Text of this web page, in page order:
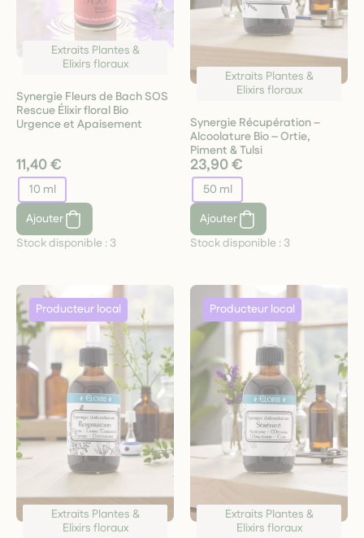
Extraits Plantes &
Elixirs floraux
Synergie Fleurs de Bach SOS
Rescue Élixir floral Bio
Urgence et Apaisement
11,40 €
10 ml
Ajouter
Stock disponible : 3
Extraits Plantes &
Elixirs floraux
Synergie Récupération –
Alcoolature Bio – Ortie,
Piment & Tulsi
23,90 €
50 ml
Ajouter
Stock disponible : 3
Extraits Plantes &
Elixirs floraux
Extraits Plantes &
Elixirs floraux